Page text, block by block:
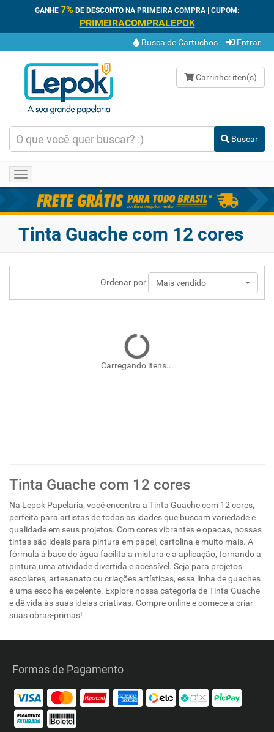
GANHE 7% DE DESCONTO NA PRIMEIRA COMPRA | CUPOM:
PRIMEIRACOMPRALEPOK
Busca de Cartuchos Entrar
Carrinho: iten(s)
Buscar
Toggle
navigation
Tinta Guache com 12 cores
Ordenar por Mais vendido
Carregando itens...
Tinta Guache com 12 cores
Na Lepok Papelaria, você encontra a Tinta Guache com 12 cores,
perfeita para artistas de todas as idades que buscam variedade e
qualidade em seus projetos. Com cores vibrantes e opacas, nossas
tintas são ideais para pintura em papel, cartolina e muito mais. A
fórmula à base de água facilita a mistura e a aplicação, tornando a
pintura uma atividade divertida e acessível. Seja para projetos
escolares, artesanato ou criações artísticas, essa linha de guaches
é uma escolha excelente. Explore nossa categoria de Tinta Guache
e dê vida às suas ideias criativas. Compre online e comece a criar
suas obras-primas!
Formas de Pagamento